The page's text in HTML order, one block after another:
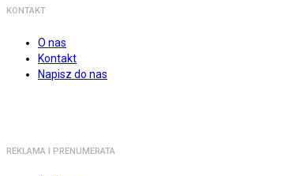
KONTAKT
O nas
Kontakt
Napisz do nas
REKLAMA I PRENUMERATA